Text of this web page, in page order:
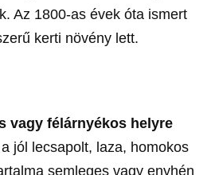
Az 1800-as évek óta ismert
kerti növény lett.
vagy félárnyékos helyre
jól lecsapolt, laza, homokos
semleges vagy enyhén